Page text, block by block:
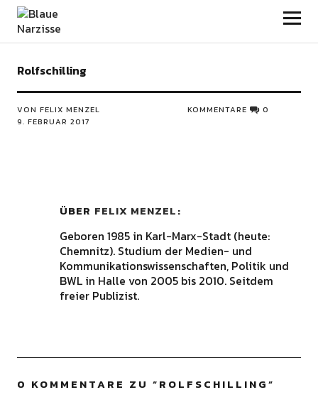
Blaue Narzisse
Rolfschilling
VON FELIX MENZEL
9. FEBRUAR 2017
KOMMENTARE 0
ÜBER FELIX MENZEL
Geboren 1985 in Karl-Marx-Stadt (heute:
Chemnitz). Studium der Medien- und
Kommunikationswissenschaften, Politik und
BWL in Halle von 2005 bis 2010. Seitdem
freier Publizist.
0 KOMMENTARE ZU “ROLFSCHILLING”